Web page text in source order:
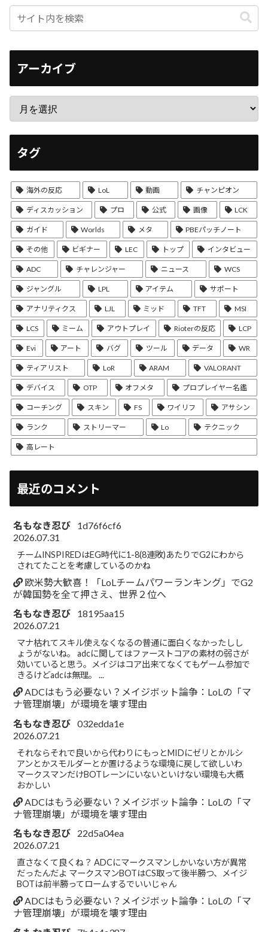
アーカイブ
タグ
海外の反応 LoL 動画 チャンピオン
ディスカッション プロ 公式 画像 LCK
ガイド Worlds メタ PBEパッチノート
その他 ビギナー LEC トップ インタビュー
ADC チャレンジャー ニュース WCS
ジャングル LPL アイテム サポート
アナリティクス LJL ミッド TFT MSI
LCS ミーム アウトプレイ Rioterの反応 LCP
Evi アート バグ ツール データ WR
ティアリスト LoR ARAM VALORANT
デバイス OTP オフメタ プロプレイヤー名鑑
コーチング スキン FS ワイリフ アサシン
ランク ストリーマー Lo テクニック
高レート
最近のコメント
名もなき忍び
1d76f6cf6
2026.07.31
チームINSPIREDはEG時代に1-8(8連敗)あたりでG2にわから
されてたことを考慮しているのかね
欧米勢大歓喜！「LoLチームパワーランキング」でG2
が韓国勢を全て押さえ、世界２位へ
名もなき忍び
18195aa15
2026.07.21
マナ枯れてスキル使えなくなるの普通に面白くなかったしし
ょうがないね。 adcに関してはファーストコアの素材の弱さが
効いていると思う。メイジはコア出来てなくてもゲーム参加で
きるけどadcは無理。 ...
ADCはもう必要ない？メイジボット論争：LoLの「マ
ナ管理崩壊」が環境を壊す理由
名もなき忍び 032edda1e
2026.07.21
それならそれで良いから代わりにもっとMIDにゼリとかルシ
アンとかスモルダーとか置けるような環境に戻して欲しいわ
マークスマンだけBOTレーンにいないといけない環境も大概
おかしい
ADCはもう必要ない？メイジボット論争：LoLの「マ
ナ管理崩壊」が環境を壊す理由
名もなき忍び
22d5a04ea
2026.07.21
直さなくて良くね？ ADCにマークスマンしかいない方が異常
だったんだよ マークスマンBOTはCS取って後半勝つ、メイジ
BOTは前半勝ってロームするでいいじゃん
ADCはもう必要ない？メイジボット論争：LoLの「マ
ナ管理崩壊」が環境を壊す理由